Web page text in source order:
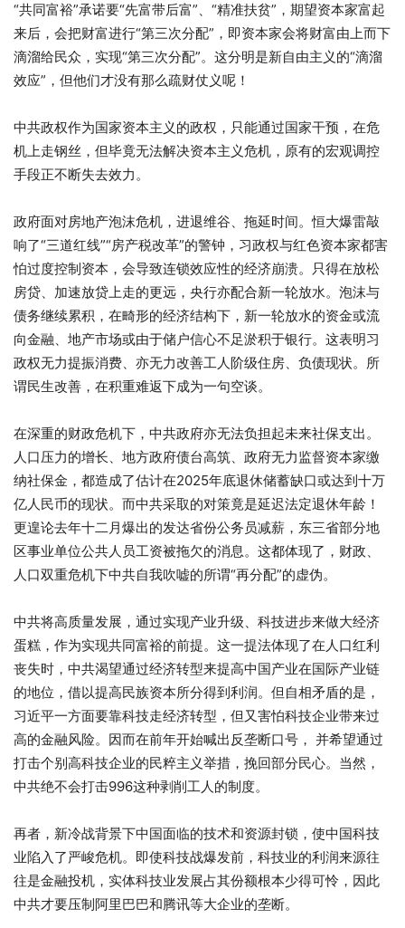
“共同富裕”承诺要“先富带后富”、“精准扶贫”，期望资本家富起
来后，会把财富进行“第三次分配”，即资本家会将财富由上而下
滴溜给民众，实现“第三次分配”。这分明是新自由主义的“滴溜
效应”，但他们才没有那么疏财仗义呢！
中共政权作为国家资本主义的政权，只能通过国家干预，在危
机上走钢丝，但毕竟无法解决资本主义危机，原有的宏观调控
手段正不断失去效力。
政府面对房地产泡沫危机，进退维谷、拖延时间。恒大爆雷敲
响了“三道红线”“房产税改革”的警钟，习政权与红色资本家都害
怕过度控制资本，会导致连锁效应性的经济崩溃。只得在放松
房贷、加速放贷上走的更远，央行亦配合新一轮放水。泡沫与
债务继续累积，在畸形的经济结构下，新一轮放水的资金或流
向金融、地产市场或由于储户信心不足淤积于银行。这表明习
政权无力提振消费、亦无力改善工人阶级住房、负债现状。所
谓民生改善，在积重难返下成为一句空谈。
在深重的财政危机下，中共政府亦无法负担起未来社保支出。
人口压力的增长、地方政府债台高筑、政府无力监督资本家缴
纳社保金，都造成了估计在2025年底退休储蓄缺口或达到十万
亿人民币的现状。而中共采取的对策竟是延迟法定退休年龄！
更遑论去年十二月爆出的发达省份公务员减薪，东三省部分地
区事业单位公共人员工资被拖欠的消息。这都体现了，财政、
人口双重危机下中共自我吹嘘的所谓“再分配”的虚伪。
中共将高质量发展，通过实现产业升级、科技进步来做大经济
蛋糕，作为实现共同富裕的前提。这一提法体现了在人口红利
丧失时，中共渴望通过经济转型来提高中国产业在国际产业链
的地位，借以提高民族资本所分得到利润。但自相矛盾的是，
习近平一方面要靠科技走经济转型，但又害怕科技企业带来过
高的金融风险。因而在前年开始喊出反垄断口号， 并希望通过
打击个别高科技企业的民粹主义举措，挽回部分民心。当然，
中共绝不会打击996这种剥削工人的制度。
再者，新冷战背景下中国面临的技术和资源封锁，使中国科技
业陷入了严峻危机。即使科技战爆发前，科技业的利润来源往
往是金融投机，实体科技业发展占其份额根本少得可怜，因此
中共才要压制阿里巴巴和腾讯等大企业的垄断。